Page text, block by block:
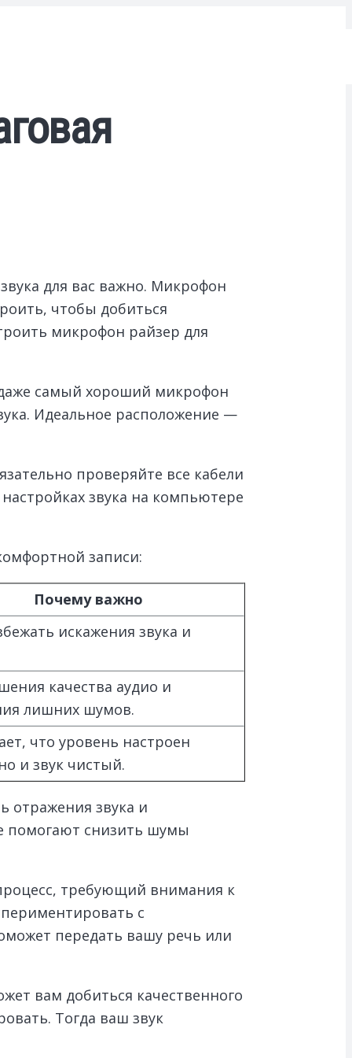
для вас важно. Микрофон
чтобы добиться
микрофон райзер для
самый хороший микрофон
Идеальное расположение —
проверяйте все кабели
звука на компьютере
записи:
Почему важно
искажения звука и
качества аудио и
лишних шумов.
что уровень настроен
и звук чистый.
отражения звука и
помогают снизить шумы
требующий внимания к
с
передать вашу речь или
вам добиться качественного
Тогда ваш звук